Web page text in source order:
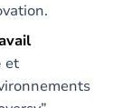
et